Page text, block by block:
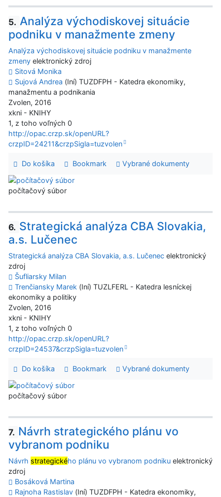
5. Analýza východiskovej situácie
podniku v manažmente zmeny
Analýza východiskovej situácie podniku v manažmente
zmeny elektronický zdroj
Sitová Monika
Sujová Andrea (Iní) TUZDFPH - Katedra ekonomiky,
manažmentu a podnikania
Zvolen, 2016
xkni - KNIHY
1, z toho voľných 0
http://opac.crzp.sk/openURL?
crzpID=24211&crzpSigla=tuzvolen
Do košíka Bookmark Vybrané dokumenty
počítačový súbor
6. Strategická analýza CBA Slovakia,
a.s. Lučenec
Strategická analýza CBA Slovakia, a.s. Lučenec elektronický
zdroj
Šufliarsky Milan
Trenčiansky Marek (Iní) TUZLFERL - Katedra lesníckej
ekonomiky a politiky
Zvolen, 2016
xkni - KNIHY
1, z toho voľných 0
http://opac.crzp.sk/openURL?
crzpID=24537&crzpSigla=tuzvolen
Do košíka Bookmark Vybrané dokumenty
počítačový súbor
7. Návrh strategického plánu vo
vybranom podniku
Návrh strategického plánu vo vybranom podniku elektronický
zdroj
Bosáková Martina
Rajnoha Rastislav (Iní) TUZDFPH - Katedra ekonomiky,